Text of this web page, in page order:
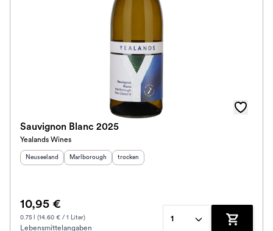
Sauvignon Blanc 2025
Yealands Wines
Herkunftsland
Neuseeland Herkunftsregion
Marlborough Geschmack
trocken
10,95 €
0.75 l (14.60 € / 1 Liter)
Lebensmittelangaben
1